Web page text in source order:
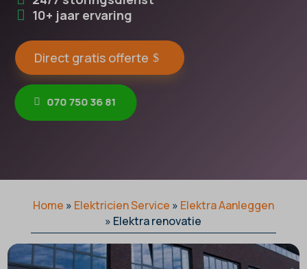
10+ jaar ervaring
Direct gratis offerte
070 750 36 81
Home » Elektricien Service » Elektra Aanleggen
» Elektra renovatie